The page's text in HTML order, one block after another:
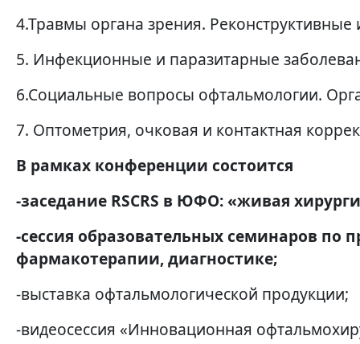
4.Травмы органа зрения. Реконструктивные
5. Инфекционные и паразитарные
6.Социальные вопросы офтальмологии.
7. Оптометрия, очковая и контактная
В рамках конференции состоится
-заседание RSCRS в ЮФО: «живая
-сессия образовательных семинаров по
фармакотерапии, диагностике;
-выставка офтальмологической продукции;
-видеосессия «Инновационная